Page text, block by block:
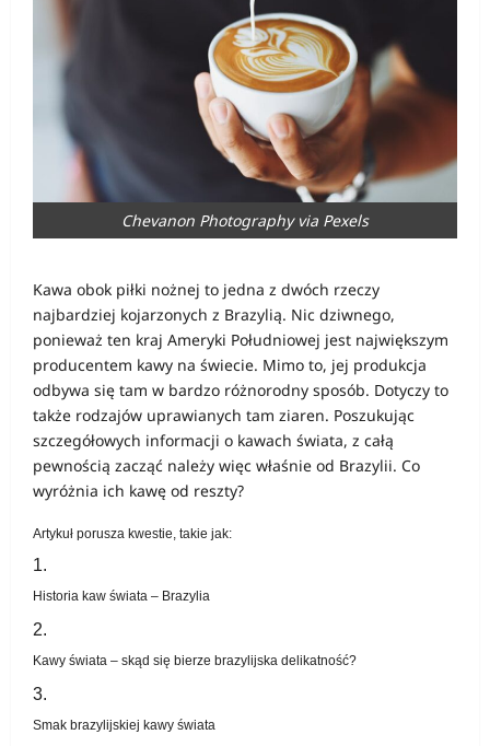
Chevanon Photography via Pexels
Kawa obok piłki nożnej to jedna z dwóch rzeczy
najbardziej kojarzonych z Brazylią. Nic dziwnego,
ponieważ ten kraj Ameryki Południowej jest największym
producentem kawy na świecie. Mimo to, jej produkcja
odbywa się tam w bardzo różnorodny sposób. Dotyczy to
także rodzajów uprawianych tam ziaren. Poszukując
szczegółowych informacji o kawach świata, z całą
pewnością zacząć należy więc właśnie od Brazylii. Co
wyróżnia ich kawę od reszty?
Artykuł porusza kwestie, takie jak:
Historia kaw świata – Brazylia
Kawy świata – skąd się bierze brazylijska delikatność?
Smak brazylijskiej kawy świata